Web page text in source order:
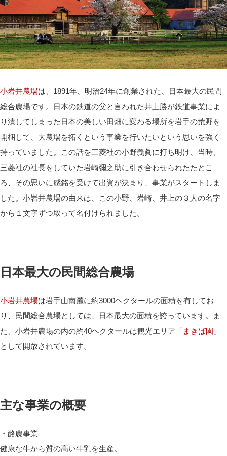
小岩井農場は、1891年、明治24年に創業された、日本最大の民間
総合農場です。日本の鉄道の父と言われた井上勝が鉄道事業によ
り潰してしまった日本の美しい田畑に変わる場所を岩手の荒野を
開梱して、大農場を拓くという事業を行いたいという思いを強く
持っていました。この話を三菱社の小野義眞に打ち明け、当時、
三菱社の社長をしていた岩崎彌之助に引き合わせられたたとこ
ろ、その思いに感銘を受けて出資が決まり、事業がスタートしま
した。小岩井農場の由来は、この小野、岩崎、井上の３人の名字
から１文字ずつ取って名付けられました。
日本最大の民間総合農場
小岩井農場は岩手山南麓に約3000ヘクタールの面積を有してお
り、民間総合農場としては、日本最大の面積を誇っています。ま
た、小岩井農場の内の約40ヘクタールは観光エリア「 まきば園 」
として開放されています。
主な事業の概要
・酪農事業
健康な牛から質の高い牛乳を生産。